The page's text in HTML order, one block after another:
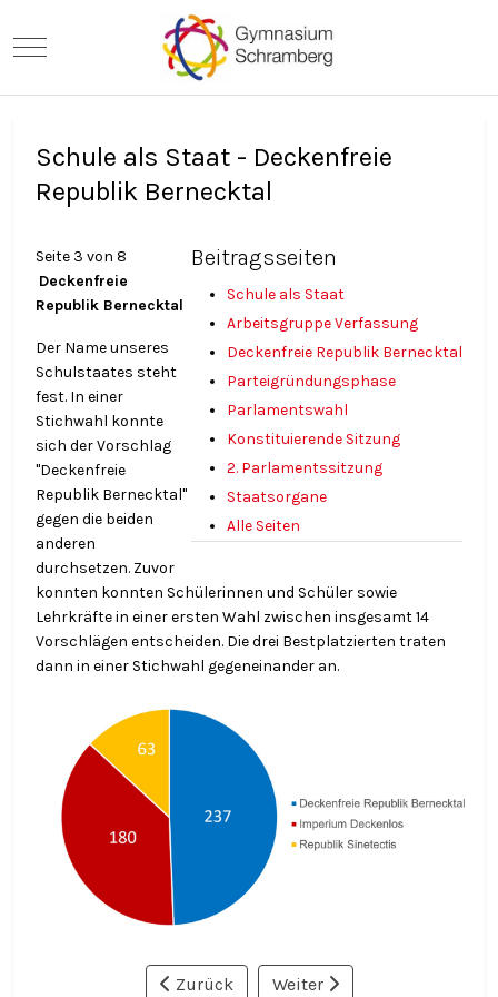
Mobile Menu Toggle
Schule als Staat - Deckenfreie
Republik Bernecktal
Beitragsseiten
Schule als Staat
Arbeitsgruppe Verfassung
Deckenfreie Republik Bernecktal
Parteigründungsphase
Parlamentswahl
Konstituierende Sitzung
2. Parlamentssitzung
Staatsorgane
Alle Seiten
Seite 3 von 8
Deckenfreie
Republik Bernecktal
Der Name unseres
Schulstaates steht
fest. In einer
Stichwahl konnte
sich der Vorschlag
"Deckenfreie
Republik Bernecktal"
gegen die beiden
anderen
durchsetzen. Zuvor
konnten konnten Schülerinnen und Schüler sowie
Lehrkräfte in einer ersten Wahl zwischen insgesamt 14
Vorschlägen entscheiden. Die drei Bestplatzierten traten
dann in einer Stichwahl gegeneinander an.
Zurück Weiter